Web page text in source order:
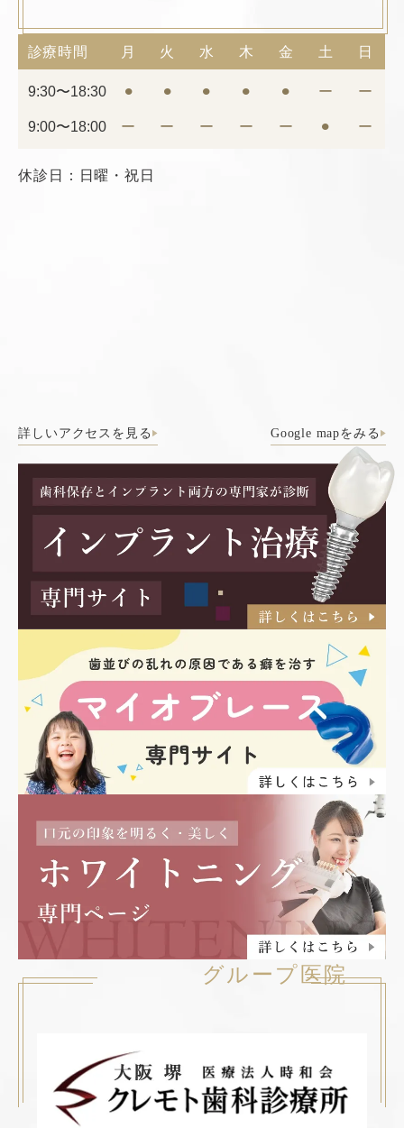
診療時間 月 火 水 木 金 土 日
9:30〜18:30 ⚫︎ ⚫︎ ⚫︎ ⚫︎ ⚫︎ ー ー
9:00〜18:00 ー ー ー ー ー ⚫︎ ー
休診日：日曜・祝日
詳しいアクセスを見る Google mapをみる
グループ医院